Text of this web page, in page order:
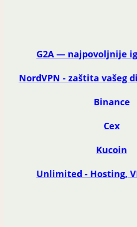
G2A — najpovoljnije
NordVPN - zaštita vašeg
Binance
Cex
Kucoin
Unlimited - Hosting,